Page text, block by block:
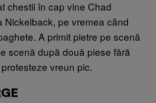
chestii în cap vine Chad
Nickelback, pe vremea când
A primit pietre pe scenă
scenă după două piese fără
vreun pic.